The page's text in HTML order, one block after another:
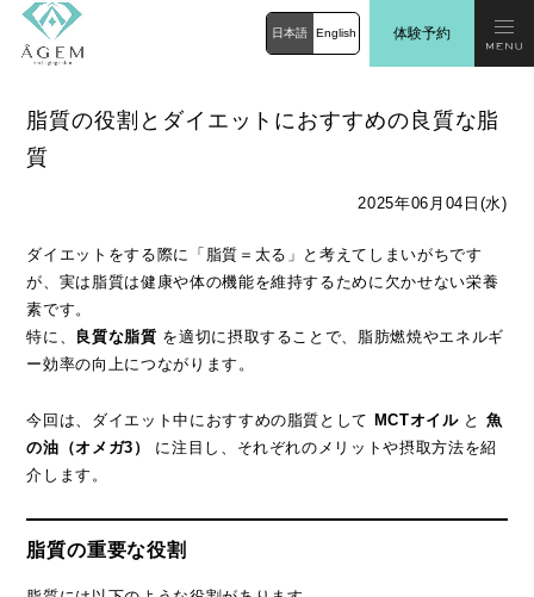
日本語 English 体験予約
脂質の役割とダイエットにおすすめの良質な脂
質
2025年06月04日(水)
ダイエットをする際に「脂質＝太る」と考えてしまいがちです
が、実は脂質は健康や体の機能を維持するために欠かせない栄養
素です。
特に、
良質な脂質 を適切に摂取することで、脂肪燃焼やエネルギ
ー効率の向上につながります。
今回は、ダイエット中におすすめの脂質として MCTオイルと 魚
の油（オメガ3）
に注目し、それぞれのメリットや摂取方法を紹
介します。
脂質の重要な役割